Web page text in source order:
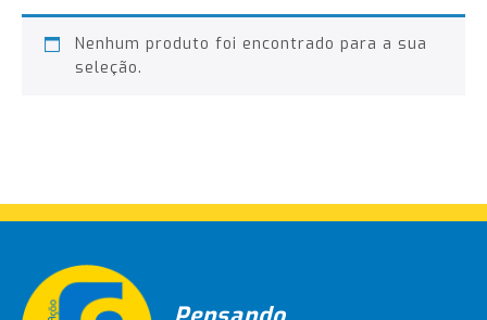
Nenhum produto foi encontrado para a sua
seleção.